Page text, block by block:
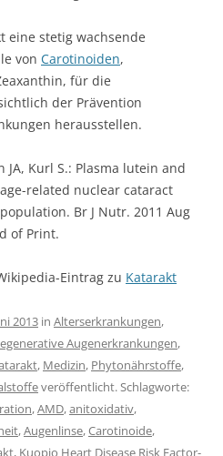
eine stetig wachsende
von Carotinoiden,
für die
der Prävention
herausstellen.
JA, Kurl S.: Plasma lutein and
related nuclear cataract
Br J Nutr. 2011 Aug
of Print.
Eintrag zu Katarakt
2013 in Alterserkrankungen,
Augenerkrankungen,
, Medizin, Phytonährstoffe,
veröffentlicht. Schlagworte:
,AMD,anitoxidativ,
,Augenlinse,Carotinoide,